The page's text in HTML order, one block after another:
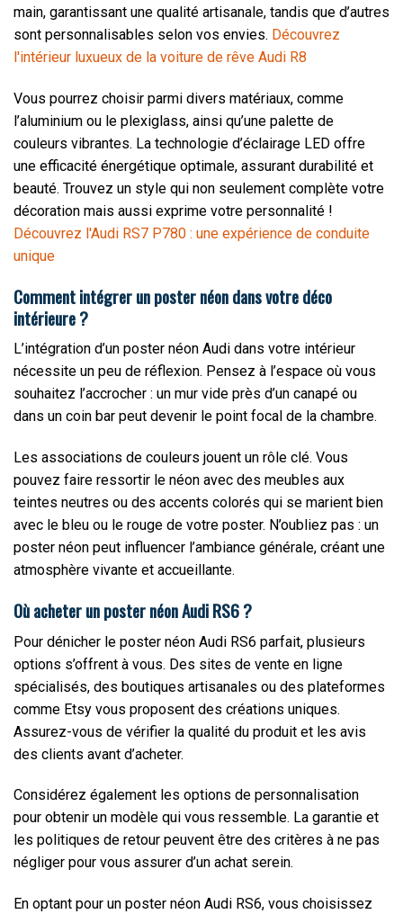
main, garantissant une qualité artisanale, tandis que d’autres
sont personnalisables selon vos envies. Découvrez
l'intérieur luxueux de la voiture de rêve Audi R8
Vous pourrez choisir parmi divers matériaux, comme
l’aluminium ou le plexiglass, ainsi qu’une palette de
couleurs vibrantes. La technologie d’éclairage LED offre
une efficacité énergétique optimale, assurant durabilité et
beauté. Trouvez un style qui non seulement complète votre
décoration mais aussi exprime votre personnalité !
Découvrez l'Audi RS7 P780 : une expérience de conduite
unique
Comment intégrer un poster néon dans votre déco
intérieure ?
L’intégration d’un poster néon Audi dans votre intérieur
nécessite un peu de réflexion. Pensez à l’espace où vous
souhaitez l’accrocher : un mur vide près d’un canapé ou
dans un coin bar peut devenir le point focal de la chambre.
Les associations de couleurs jouent un rôle clé. Vous
pouvez faire ressortir le néon avec des meubles aux
teintes neutres ou des accents colorés qui se marient bien
avec le bleu ou le rouge de votre poster. N’oubliez pas : un
poster néon peut influencer l’ambiance générale, créant une
atmosphère vivante et accueillante.
Où acheter un poster néon Audi RS6 ?
Pour dénicher le poster néon Audi RS6 parfait, plusieurs
options s’offrent à vous. Des sites de vente en ligne
spécialisés, des boutiques artisanales ou des plateformes
comme Etsy vous proposent des créations uniques.
Assurez-vous de vérifier la qualité du produit et les avis
des clients avant d’acheter.
Considérez également les options de personnalisation
pour obtenir un modèle qui vous ressemble. La garantie et
les politiques de retour peuvent être des critères à ne pas
négliger pour vous assurer d’un achat serein.
En optant pour un poster néon Audi RS6, vous choisissez